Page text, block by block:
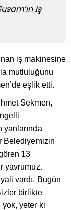
iş
iş makinesine
mutluluğunu
eşlik etti.
Sekmen,
yanlarında
Belediyemizin
13
yavrumuz.
vardı. Bugün
birlikte
yok, yeter ki